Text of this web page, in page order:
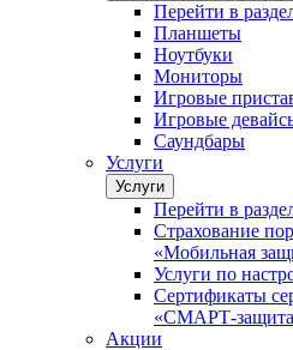
Перейти в
Планшеты
Ноутбуки
Мониторы
Игровые
Игровые
Саундбары
Услуги
Услуги
Перейти в
Страхование
«Мобильная
Услуги по
Сертификаты
«СМАРТ-защита
Акции